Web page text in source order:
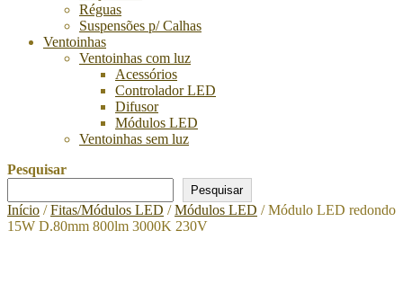
Réguas
Suspensões p/ Calhas
Ventoinhas
Ventoinhas com luz
Acessórios
Controlador LED
Difusor
Módulos LED
Ventoinhas sem luz
Pesquisar
Pesquisar
Início /Fitas/Módulos LED /Módulos LED / Módulo LED redondo
15W D.80mm 800lm 3000K 230V